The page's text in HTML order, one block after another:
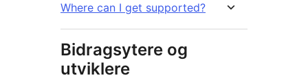
Where can I get supported?
Bidragsytere og
utviklere